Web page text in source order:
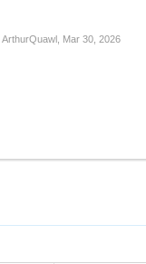
ArthurQuawl, Mar 30, 2026